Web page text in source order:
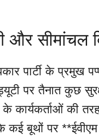
और सीमांचल
पार्टी के प्रमुख
पर तैनात कुछ
के कार्यकर्ताओं की
कई बूथों पर